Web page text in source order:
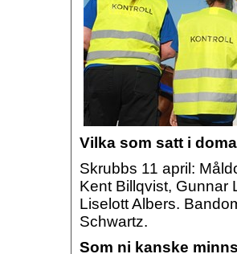
Vilka som satt i
Skrubbs 11 april:
Kent Billqvist, Gunnar
Liselott Albers.
Schwartz.
Som ni kanske